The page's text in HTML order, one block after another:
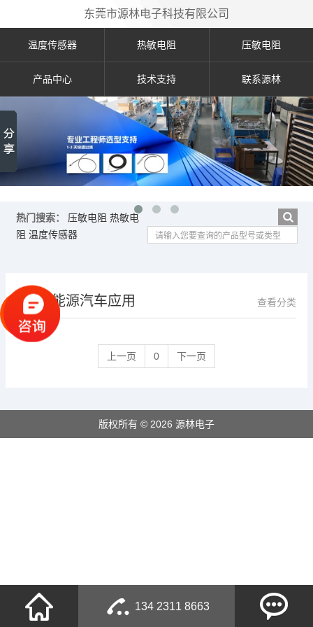
东莞市源林电子科技有限公司
温度传感器 热敏电阻 压敏电阻
产品中心 技术支持 联系源林
热门搜索： 压敏电阻 热敏电
阻 温度传感器
新能源汽车应用 查看分类
上一页 0 下一页
版权所有 © 2026 源林电子
134 2311 8663